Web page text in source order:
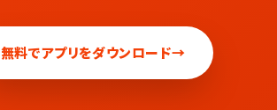
無料でアプリをダウンロード→